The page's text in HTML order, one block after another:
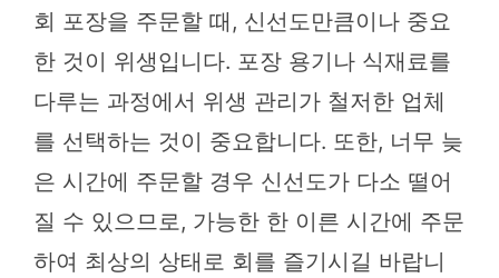
회 포장을 주문할 때, 신선도만큼이나 중요
한 것이 위생입니다. 포장 용기나 식재료를
다루는 과정에서 위생 관리가 철저한 업체
를 선택하는 것이 중요합니다. 또한, 너무 늦
은 시간에 주문할 경우 신선도가 다소 떨어
질 수 있으므로, 가능한 한 이른 시간에 주문
하여 최상의 상태로 회를 즐기시길 바랍니